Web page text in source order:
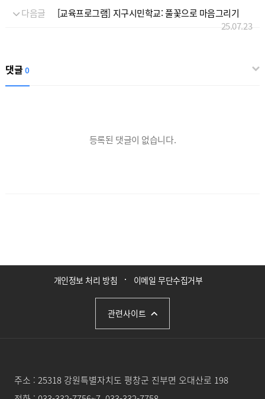
다음글
[교육프로그램] 지구시민학교: 풀꽃으로 마음그리기
25.07.23
댓글 0
등록된 댓글이 없습니다.
개인정보 처리 방침 이메일 무단수집거부
관련사이트
주소 :25318 강원특별자치도 평창군 진부면 오대산로 198